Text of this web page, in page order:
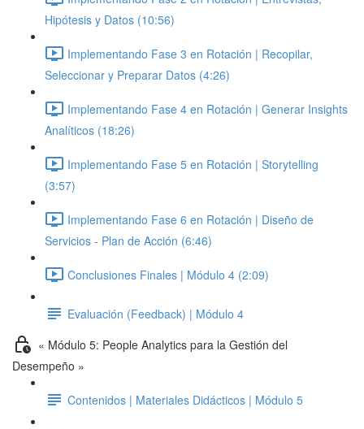
Hipótesis y Datos (10:56)
Implementando Fase 3 en Rotación | Recopilar,
Seleccionar y Preparar Datos (4:26)
Implementando Fase 4 en Rotación | Generar Insights
Analíticos (18:26)
Implementando Fase 5 en Rotación | Storytelling
(3:57)
Implementando Fase 6 en Rotación | Diseño de
Servicios - Plan de Acción (6:46)
Conclusiones Finales | Módulo 4 (2:09)
Evaluación (Feedback) | Módulo 4
« Módulo 5: People Analytics para la Gestión del
Desempeño »
Contenidos | Materiales Didácticos | Módulo 5